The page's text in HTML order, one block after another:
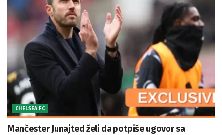
CHELSEA FC
Mančester Junajted želi da potpiše ugovor sa